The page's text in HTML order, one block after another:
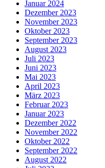
Januar 2024
Dezember 2023
November 2023
Oktober 2023
September 2023
August 2023
Juli 2023
Juni 2023
Mai 2023
April 2023
März 2023
Februar 2023
Januar 2023
Dezember 2022
November 2022
Oktober 2022
September 2022
August 2022